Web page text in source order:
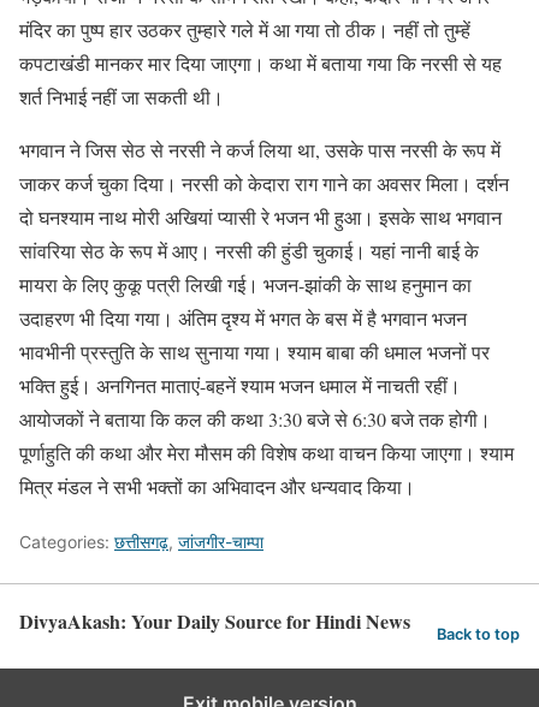
मंदिर का पुष्प हार उठकर तुम्हारे गले में आ गया तो ठीक। नहीं तो तुम्हें
कपटाखंडी मानकर मार दिया जाएगा। कथा में बताया गया कि नरसी से यह
शर्त निभाई नहीं जा सकती थी।
भगवान ने जिस सेठ से नरसी ने कर्ज लिया था, उसके पास नरसी के रूप में
जाकर कर्ज चुका दिया। नरसी को केदारा राग गाने का अवसर मिला। दर्शन
दो घनश्याम नाथ मोरी अखियां प्यासी रे भजन भी हुआ। इसके साथ भगवान
सांवरिया सेठ के रूप में आए। नरसी की हुंडी चुकाई। यहां नानी बाई के
मायरा के लिए कुकू पत्री लिखी गई। भजन-झांकी के साथ हनुमान का
उदाहरण भी दिया गया। अंतिम दृश्य में भगत के बस में है भगवान भजन
भावभीनी प्रस्तुति के साथ सुनाया गया। श्याम बाबा की धमाल भजनों पर
भक्ति हुई। अनगिनत माताएं-बहनें श्याम भजन धमाल में नाचती रहीं।
आयोजकों ने बताया कि कल की कथा 3:30 बजे से 6:30 बजे तक होगी।
पूर्णाहुति की कथा और मेरा मौसम की विशेष कथा वाचन किया जाएगा। श्याम
मित्र मंडल ने सभी भक्तों का अभिवादन और धन्यवाद किया।
Categories: छत्तीसगढ़, जांजगीर-चाम्पा
DivyaAkash: Your Daily Source for Hindi News Back to top